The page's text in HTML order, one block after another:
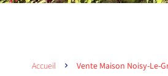
Accueil Vente Maison Noisy-Le-